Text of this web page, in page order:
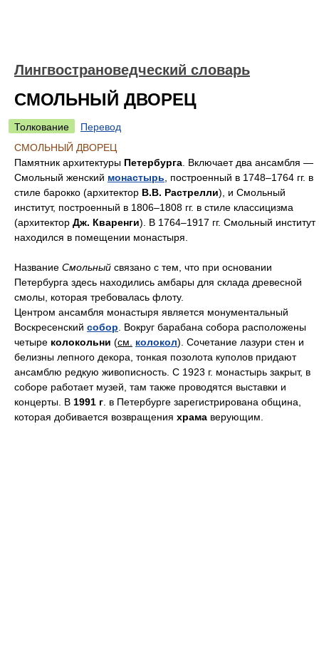
Лингвострановедческий словарь
СМОЛЬНЫЙ ДВОРЕЦ
Толкование
Перевод
СМОЛЬНЫЙ ДВОРЕЦ
Памятник архитектуры Петербурга . Включает два ансамбля —
Смольный женский монастырь , построенный в 1748–1764 гг. в
стиле барокко (архитектор В.В. Растрелли), и Смольный
институт, построенный в 1806–1808 гг. в стиле классицизма
(архитектор Дж. Кваренги). В 1764–1917 гг. Смольный институт
находился в помещении монастыря.
Название Смольный связано с тем, что при основании
Петербурга здесь находились амбары для склада древесной
смолы, которая требовалась флоту.
Центром ансамбля монастыря является монументальный
Воскресенский собор . Вокруг барабана собора расположены
четыре колокольни (см. колокол). Сочетание лазури стен и
белизны лепного декора, тонкая позолота куполов придают
ансамблю редкую живописность. С 1923 г. монастырь закрыт, в
соборе работает музей, там также проводятся выставки и
концерты. В 1991 г . в Петербурге зарегистрирована община,
которая добивается возвращения храма верующим.